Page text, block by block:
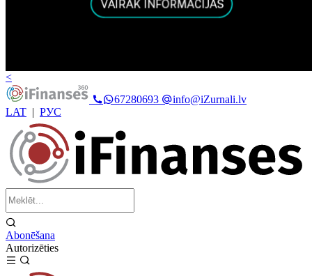
<
67280693
info@iZurnali.lv
LAT | РУС
Abonēšana
Autorizēties